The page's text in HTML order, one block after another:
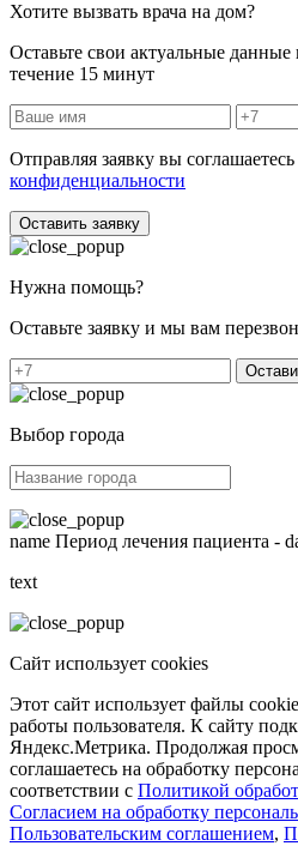
Хотите вызвать врача на дом?
Оставьте свои актуальные
течение 15 минут
Отправляя заявку вы соглашаетесь
конфиденциальности
Оставить заявку
Нужна помощь?
Оставьте заявку и мы вам
Выбор города
name Период лечения пациента -
text
Сайт использует cookies
Этот сайт использует файлы
работы пользователя. К сайту
Яндекс.Метрика. Продолжая
соглашаетесь на обработку
соответствии с Политикой
Согласием на обработку
Пользовательским соглашением,